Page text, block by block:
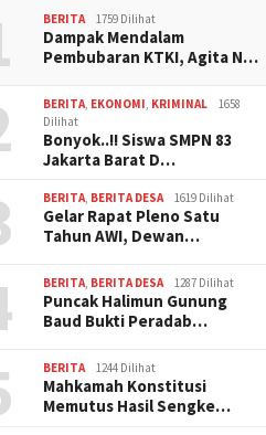
BERITA 1759 Dilihat
Dampak Mendalam
Pembubaran KTKI, Agita N…
BERITA, EKONOMI, KRIMINAL
1658
Dilihat
Bonyok..!! Siswa SMPN 83
Jakarta Barat D…
BERITA, BERITA DESA 1619 Dilihat
Gelar Rapat Pleno Satu
Tahun AWI, Dewan…
BERITA, BERITA DESA 1287 Dilihat
Puncak Halimun Gunung
Baud Bukti Peradab…
BERITA 1244 Dilihat
Mahkamah Konstitusi
Memutus Hasil Sengke…